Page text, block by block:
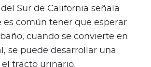
Sur de California señala
es común tener que esperar
cuando se convierte en
se puede desarrollar una
tracto urinario.